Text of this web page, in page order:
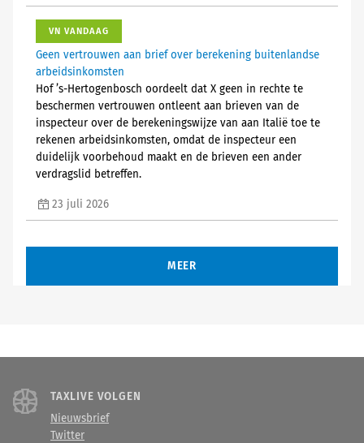
VN VANDAAG
Geen vertrouwen aan brief over berekening buitenlandse
arbeidsinkomsten
Hof ’s-Hertogenbosch oordeelt dat X geen in rechte te
beschermen vertrouwen ontleent aan brieven van de
inspecteur over de berekeningswijze van aan Italië toe te
rekenen arbeidsinkomsten, omdat de inspecteur een
duidelijk voorbehoud maakt en de brieven een ander
verdragslid betreffen.
23 juli 2026
MEER
TAXLIVE VOLGEN
Nieuwsbrief
Twitter